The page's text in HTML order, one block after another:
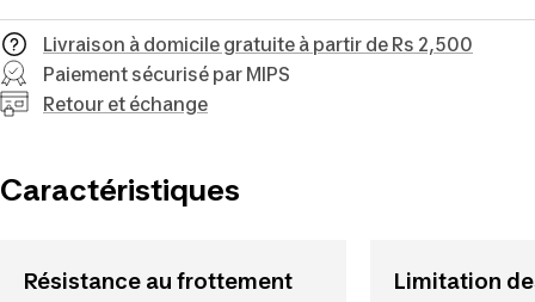
Livraison à domicile gratuite à partir de Rs 2,500
Paiement sécurisé par MIPS
Retour et échange
Caractéristiques
Résistance au frottement Limitation